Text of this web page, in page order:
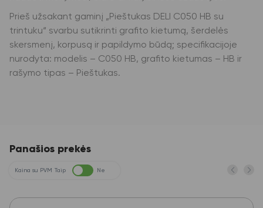
Prieš užsakant gaminį „Pieštukas DELI C050 HB su
trintuku“ svarbu sutikrinti grafito kietumą, šerdelės
skersmenį, korpusą ir papildymo būdą; specifikacijoje
nurodyta: modelis – C050 HB, grafito kietumas – HB ir
rašymo tipas – Pieštukas.
Panašios prekės
Kaina su PVM Taip Ne